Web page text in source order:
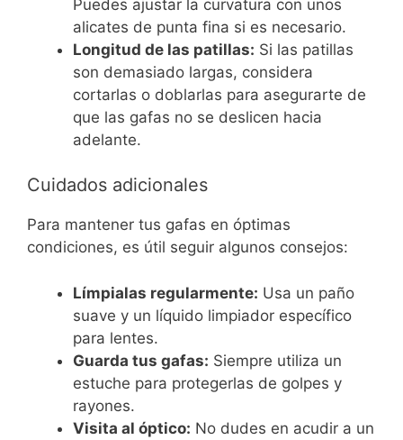
Puedes ajustar la curvatura con unos
alicates de punta fina si es necesario.
Longitud de las patillas: Si las patillas
son demasiado largas, considera
cortarlas o doblarlas para asegurarte de
que las gafas no se deslicen hacia
adelante.
Cuidados adicionales
Para mantener tus gafas en óptimas
condiciones, es útil seguir algunos consejos:
Límpialas regularmente: Usa un paño
suave y un líquido limpiador específico
para lentes.
Guarda tus gafas: Siempre utiliza un
estuche para protegerlas de golpes y
rayones.
Visita al óptico: No dudes en acudir a un